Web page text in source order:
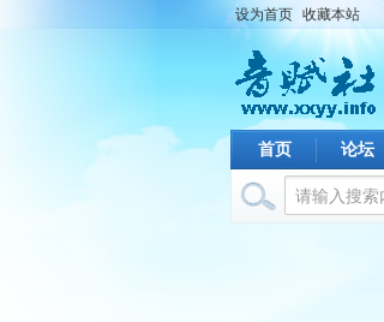
设为首页 收藏本站
首页 论坛